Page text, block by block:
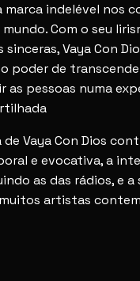
marca indelével nos
Com o seu
Vaya Con
poder de
as pessoas numa
de Vaya Con Dios
e evocativa, a
as das rádios, e
artistas